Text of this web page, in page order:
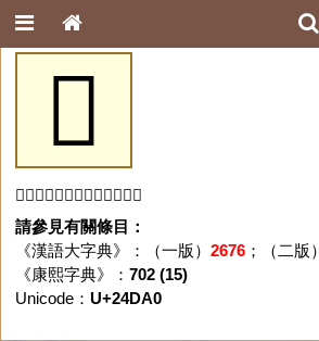
𤶠
「𤶠」字未收錄於本資料庫。
請參見有關條目：
《漢語大字典》：（一版） 2676；（二版）
《康熙字典》： 702 (15)
Unicode： U+24DA0